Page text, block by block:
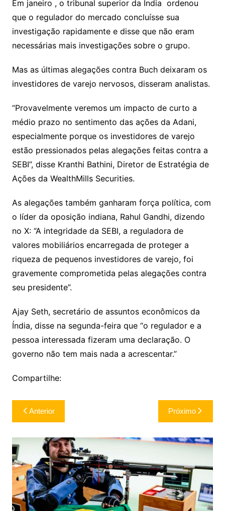
Em janeiro , o tribunal superior da Índia ordenou
que o regulador do mercado concluísse sua
investigação rapidamente e disse que não eram
necessárias mais investigações sobre o grupo.
Mas as últimas alegações contra Buch deixaram os
investidores de varejo nervosos, disseram analistas.
“Provavelmente veremos um impacto de curto a
médio prazo no sentimento das ações da Adani,
especialmente porque os investidores de varejo
estão pressionados pelas alegações feitas contra a
SEBI”, disse Kranthi Bathini, Diretor de Estratégia de
Ações da WealthMills Securities.
As alegações também ganharam força política, com
o líder da oposição indiana, Rahul Gandhi, dizendo
no X: “A integridade da SEBI, a reguladora de
valores mobiliários encarregada de proteger a
riqueza de pequenos investidores de varejo, foi
gravemente comprometida pelas alegações contra
seu presidente”.
Ajay Seth, secretário de assuntos econômicos da
Índia, disse na segunda-feira que “o regulador e a
pessoa interessada fizeram uma declaração. O
governo não tem mais nada a acrescentar.”
Compartilhe:
Navegação
de
Post
Anterior Próximo